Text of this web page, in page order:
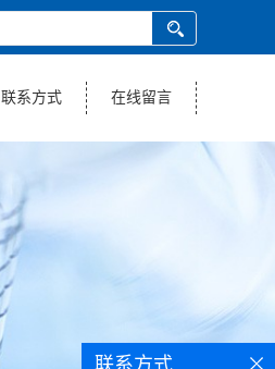
联系方式 在线留言
联系方式